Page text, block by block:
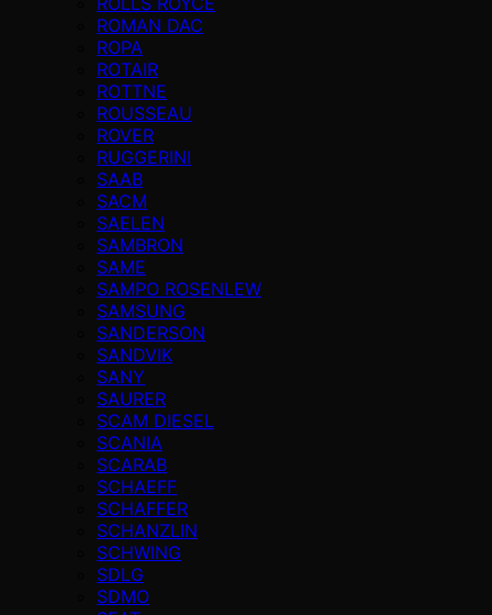
ROMAN DAC
ROPA
ROTAIR
ROTTNE
ROUSSEAU
ROVER
RUGGERINI
SAAB
SACM
SAELEN
SAMBRON
SAME
SAMPO ROSENLEW
SAMSUNG
SANDERSON
SANDVIK
SANY
SAURER
SCAM DIESEL
SCANIA
SCARAB
SCHAEFF
SCHAFFER
SCHANZLIN
SCHWING
SDLG
SDMO